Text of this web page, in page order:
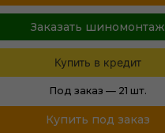
Заказать шиномонтаж
Купить в кредит
Под заказ — 21 шт.
Купить под заказ